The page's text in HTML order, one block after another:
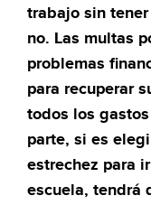
trabajo sin
no. Las multas
problemas
para recuperar
todos los
parte, si es
estrechez para
escuela, tendrá